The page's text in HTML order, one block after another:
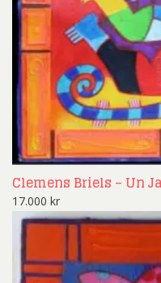
Clemens Briels – Un
17.000 kr